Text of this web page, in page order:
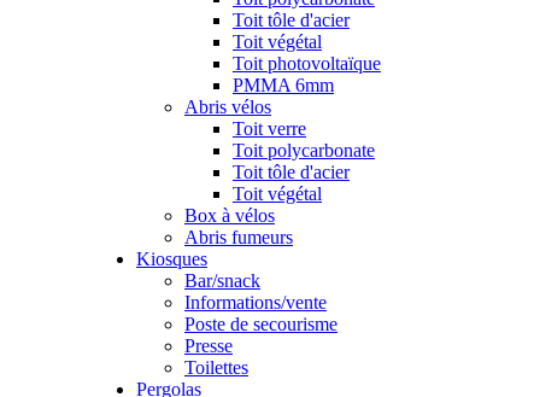
Toit tôle d'acier
Toit végétal
Toit photovoltaïque
PMMA 6mm
Abris vélos
Toit verre
Toit polycarbonate
Toit tôle d'acier
Toit végétal
Box à vélos
Abris fumeurs
Kiosques
Bar/snack
Informations/vente
Poste de secourisme
Presse
Toilettes
Pergolas